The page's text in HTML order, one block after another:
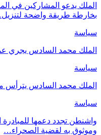
بخارطة طريقة واضحة
سياسة
الملك محمد السادس يجري
سياسة
الملك محمد السادس يترأس
سياسة
واشنطن تجدد دعمها
وموثوق به لقضية الصحراء…